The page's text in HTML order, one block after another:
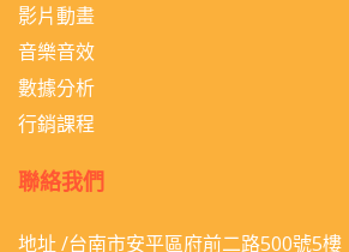
影片動畫
音樂音效
數據分析
行銷課程
聯絡我們
地址 /台南市安平區府前二路500號5樓